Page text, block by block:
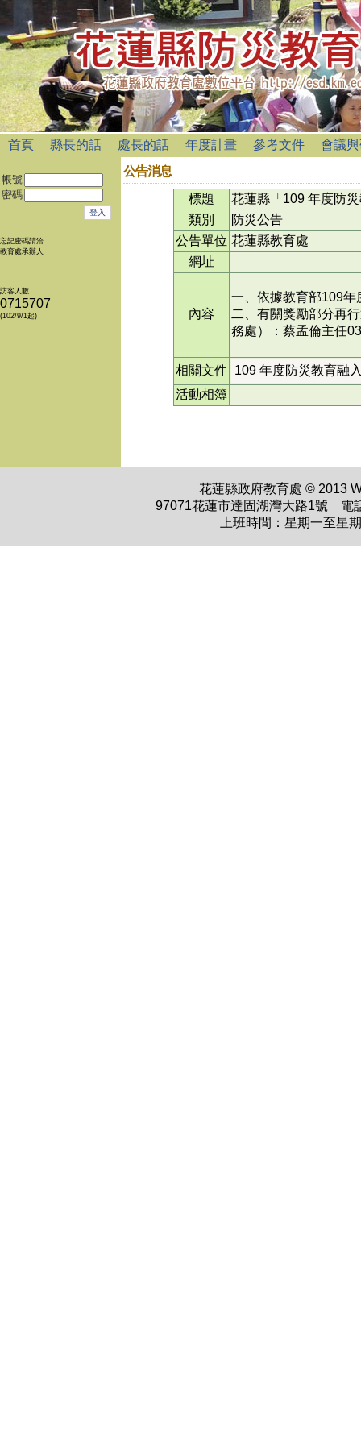
首頁 縣長的話 處長的話 年度計畫 參考文件 會議
帳號
密碼
忘記密碼請洽
教育處承辦人
訪客人數
0715707
(102/9/1起)
公告消息
標題
花蓮縣「109 年度防
類別
防災公告
公告單位 花蓮縣教育處
網址
內容
一、依據教育部109
二、有關獎勵部分再
務處）：蔡孟倫主任
相關文件 109 年度防災教育融
活動相簿
花蓮縣政府教育處 © 2013
97071花蓮市達固湖灣大路1號 電
上班時間：星期一至星